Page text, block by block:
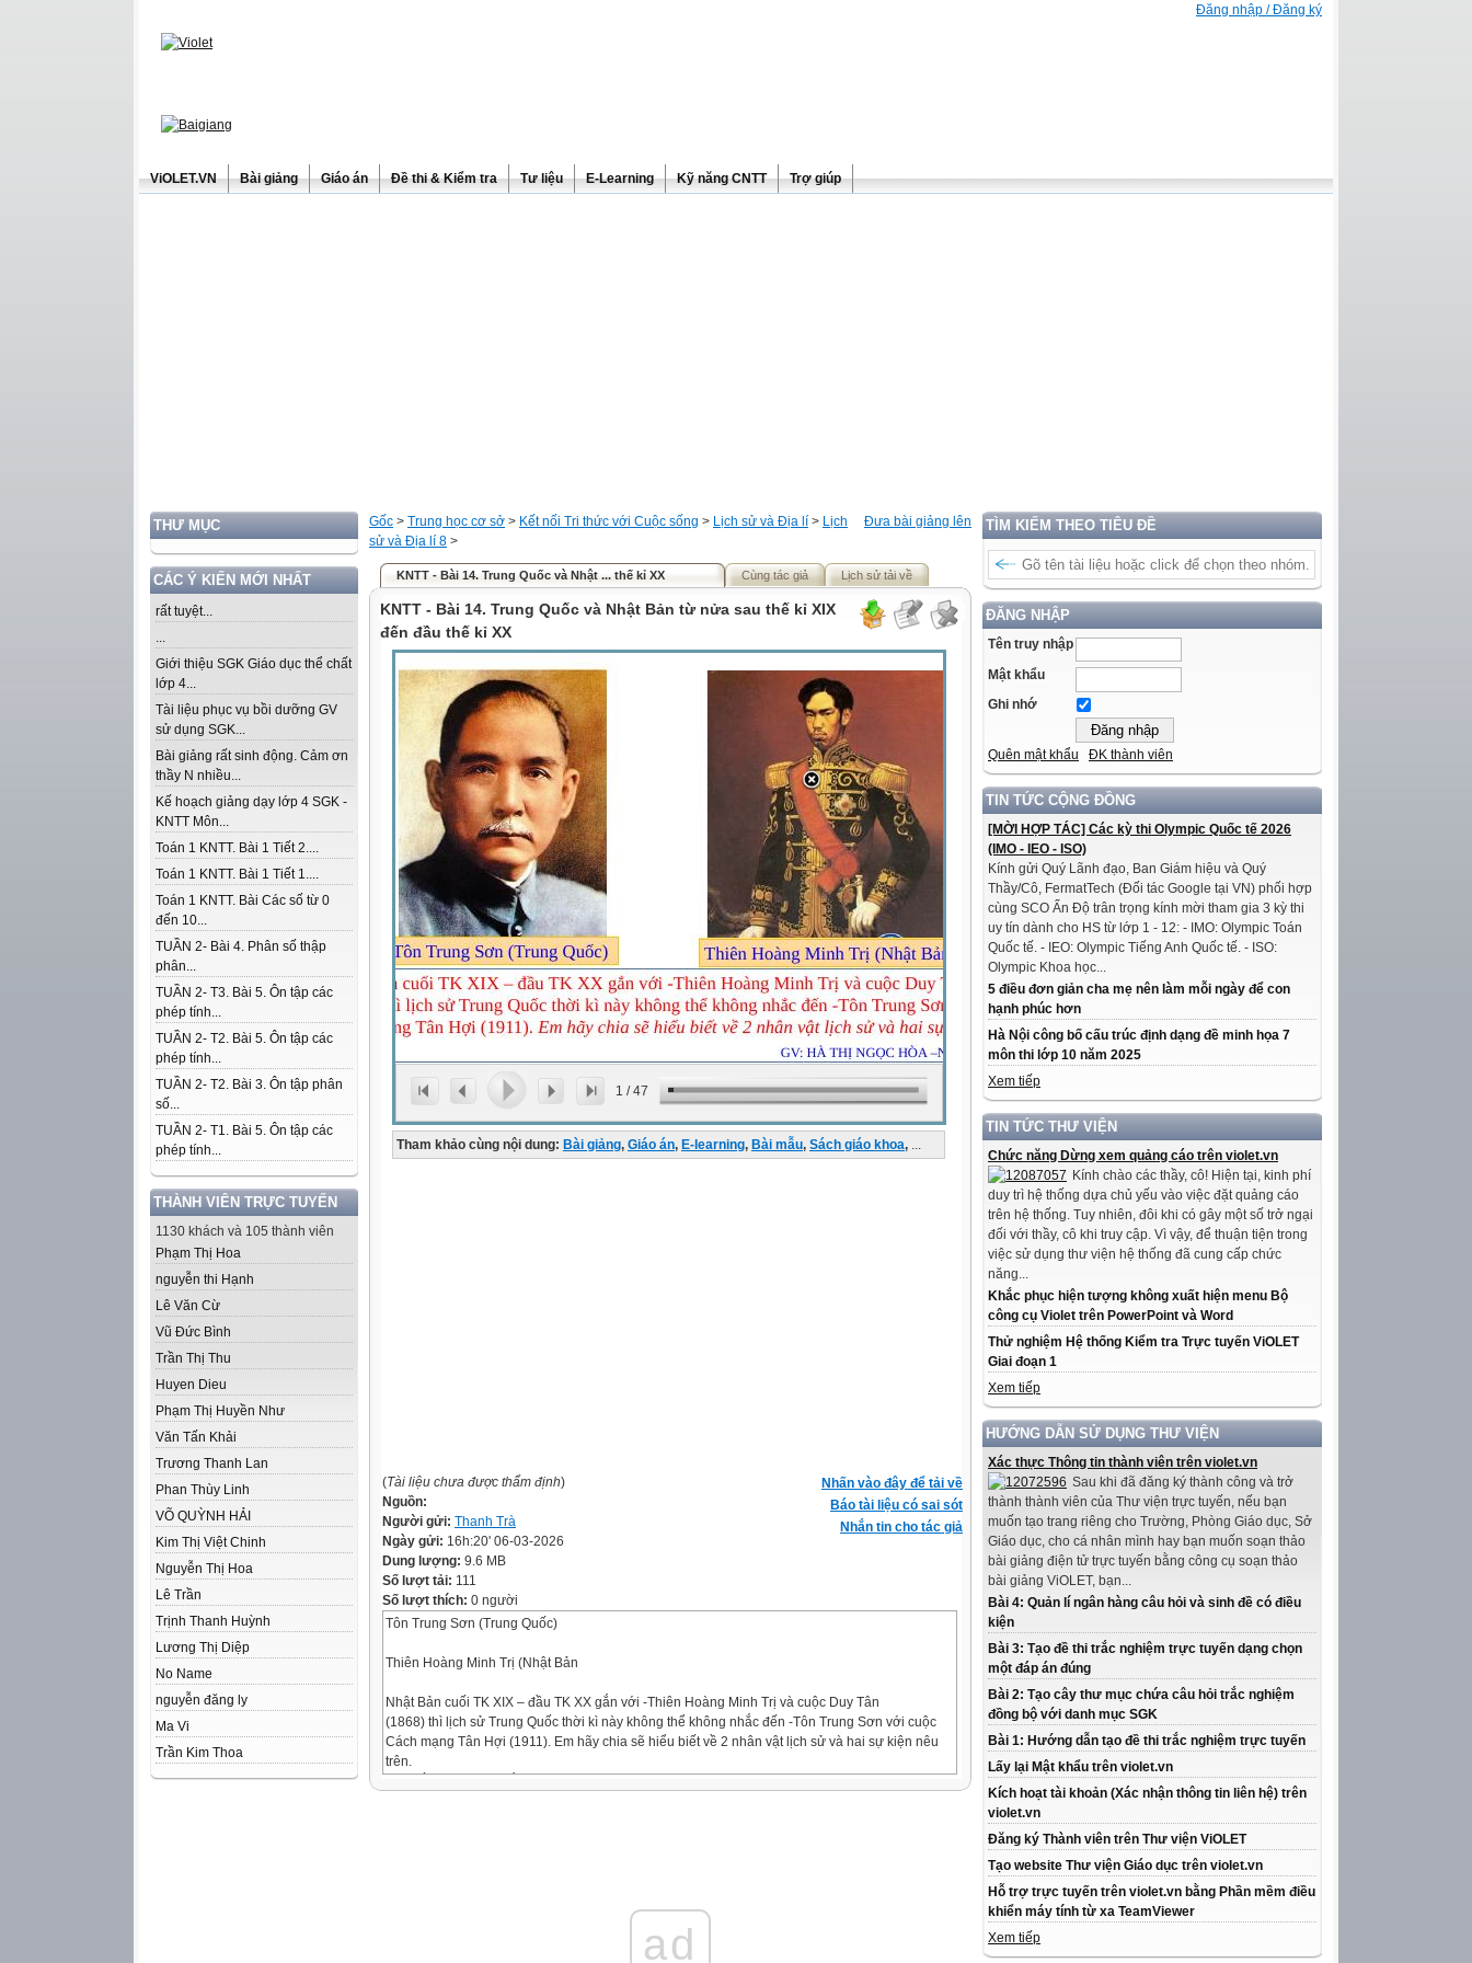
Đăng nhập / Đăng ký
ViOLET.VN Bài giảng Giáo án Đề thi & Kiểm tra Tư liệu E-Learning Kỹ năng CNTT Trợ giúp
THƯ MỤC
CÁC Ý KIẾN MỚI NHẤT
rất tuyệt...
...
Giới thiệu SGK Giáo dục thể chất
lớp 4...
Tài liệu phục vụ bồi dưỡng GV
sử dụng SGK...
Bài giảng rất sinh động. Cảm ơn
thầy N nhiều...
Kế hoạch giảng dạy lớp 4 SGK -
KNTT Môn...
Toán 1 KNTT. Bài 1 Tiết 2....
Toán 1 KNTT. Bài 1 Tiết 1....
Toán 1 KNTT. Bài Các số từ 0
đến 10...
TUẦN 2- Bài 4. Phân số thập
phân...
TUẦN 2- T3. Bài 5. Ôn tập các
phép tính...
TUẦN 2- T2. Bài 5. Ôn tập các
phép tính...
TUẦN 2- T2. Bài 3. Ôn tập phân
số...
TUẦN 2- T1. Bài 5. Ôn tập các
phép tính...
THÀNH VIÊN TRỰC TUYẾN
1130 khách và 105 thành viên
Phạm Thị Hoa
nguyễn thi Hạnh
Lê Văn Cừ
Vũ Đức Bình
Trần Thị Thu
Huyen Dieu
Phạm Thị Huyền Như
Văn Tấn Khải
Trương Thanh Lan
Phan Thùy Linh
VÕ QUỲNH HẢI
Kim Thị Việt Chinh
Nguyễn Thị Hoa
Lê Trần
Trịnh Thanh Huỳnh
Lương Thị Diệp
No Name
nguyễn đăng ly
Ma Vi
Trần Kim Thoa
TÌM KIẾM THEO TIÊU ĐỀ
ĐĂNG NHẬP
Tên truy nhập
Mật khẩu
Ghi nhớ
Quên mật khẩu ĐK thành viên
TIN TỨC CỘNG ĐỒNG
[MỜI HỢP TÁC] Các kỳ thi Olympic Quốc tế 2026
(IMO - IEO - ISO)
Kính gửi Quý Lãnh đạo, Ban Giám hiệu và Quý
Thầy/Cô, FermatTech (Đối tác Google tại VN) phối hợp
cùng SCO Ấn Độ trân trọng kính mời tham gia 3 kỳ thi
uy tín dành cho HS từ lớp 1 - 12: - IMO: Olympic Toán
Quốc tế. - IEO: Olympic Tiếng Anh Quốc tế. - ISO:
Olympic Khoa học...
5 điều đơn giản cha mẹ nên làm mỗi ngày để con
hạnh phúc hơn
Hà Nội công bố cấu trúc định dạng đề minh họa 7
môn thi lớp 10 năm 2025
Xem tiếp
TIN TỨC THƯ VIỆN
Chức năng Dừng xem quảng cáo trên violet.vn
Kính chào các thầy, cô! Hiện tại, kinh phí
duy trì hệ thống dựa chủ yếu vào việc đặt quảng cáo
trên hệ thống. Tuy nhiên, đôi khi có gây một số trở ngại
đối với thầy, cô khi truy cập. Vì vậy, để thuận tiện trong
việc sử dụng thư viện hệ thống đã cung cấp chức
năng...
Khắc phục hiện tượng không xuất hiện menu Bộ
công cụ Violet trên PowerPoint và Word
Thử nghiệm Hệ thống Kiểm tra Trực tuyến ViOLET
Giai đoạn 1
Xem tiếp
HƯỚNG DẪN SỬ DỤNG THƯ VIỆN
Xác thực Thông tin thành viên trên violet.vn
Sau khi đã đăng ký thành công và trở
thành thành viên của Thư viện trực tuyến, nếu bạn
muốn tạo trang riêng cho Trường, Phòng Giáo dục, Sở
Giáo dục, cho cá nhân mình hay bạn muốn soạn thảo
bài giảng điện tử trực tuyến bằng công cụ soạn thảo
bài giảng ViOLET, bạn...
Bài 4: Quản lí ngân hàng câu hỏi và sinh đề có điều
kiện
Bài 3: Tạo đề thi trắc nghiệm trực tuyến dạng chọn
một đáp án đúng
Bài 2: Tạo cây thư mục chứa câu hỏi trắc nghiệm
đồng bộ với danh mục SGK
Bài 1: Hướng dẫn tạo đề thi trắc nghiệm trực tuyến
Lấy lại Mật khẩu trên violet.vn
Kích hoạt tài khoản (Xác nhận thông tin liên hệ) trên
violet.vn
Đăng ký Thành viên trên Thư viện ViOLET
Tạo website Thư viện Giáo dục trên violet.vn
Hỗ trợ trực tuyến trên violet.vn bằng Phần mềm điều
khiển máy tính từ xa TeamViewer
Xem tiếp
Đưa bài giảng lên
Gốc > Trung học cơ sở > Kết nối Tri thức với Cuộc sống > Lịch sử và Địa lí > Lịch
sử và Địa lí 8 >
KNTT - Bài 14. Trung Quốc và Nhật ... thế kỉ XX Cùng tác giả Lịch sử tải về
KNTT - Bài 14. Trung Quốc và Nhật Bản từ nửa sau thế kỉ XIX
đến đầu thế kỉ XX
1 /47
Tham khảo cùng nội dung: Bài giảng, Giáo án, E-learning, Bài mẫu, Sách giáo khoa, ...
Nhấn vào đây để tải về
Báo tài liệu có sai sót
Nhắn tin cho tác giả
(Tài liệu chưa được thẩm định)
Nguồn:
Người gửi: Thanh Trà
Ngày gửi: 16h:20' 06-03-2026
Dung lượng: 9.6 MB
Số lượt tải: 111
Số lượt thích: 0 người
Tôn Trung Sơn (Trung Quốc)
Thiên Hoàng Minh Trị (Nhật Bản
Nhật Bản cuối TK XIX – đầu TK XX gắn với -Thiên Hoàng Minh Trị và cuộc Duy Tân
(1868) thì lịch sử Trung Quốc thời kì này không thể không nhắc đến -Tôn Trung Sơn với cuộc
Cách mạng Tân Hợi (1911). Em hãy chia sẽ hiểu biết về 2 nhân vật lịch sử và hai sự kiện nêu
trên.
CHÂU Á TỪ SAU THẾ KỈ XIX ĐẾN ĐẦU THẾ KỈ XX
ad